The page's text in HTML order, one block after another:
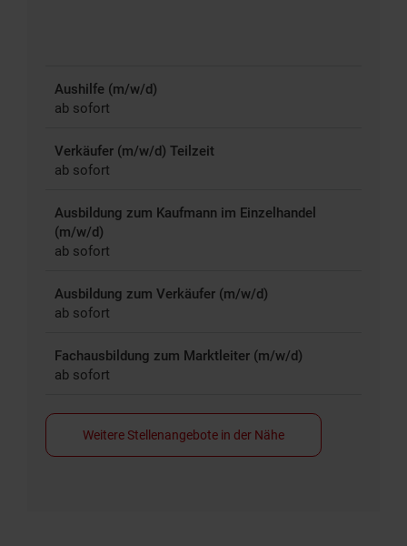
Aushilfe (m/w/d)
ab sofort
Verkäufer (m/w/d) Teilzeit
ab sofort
Ausbildung zum Kaufmann im Einzelhandel
(m/w/d)
ab sofort
Ausbildung zum Verkäufer (m/w/d)
ab sofort
Fachausbildung zum Marktleiter (m/w/d)
ab sofort
Weitere Stellenangebote in der Nähe